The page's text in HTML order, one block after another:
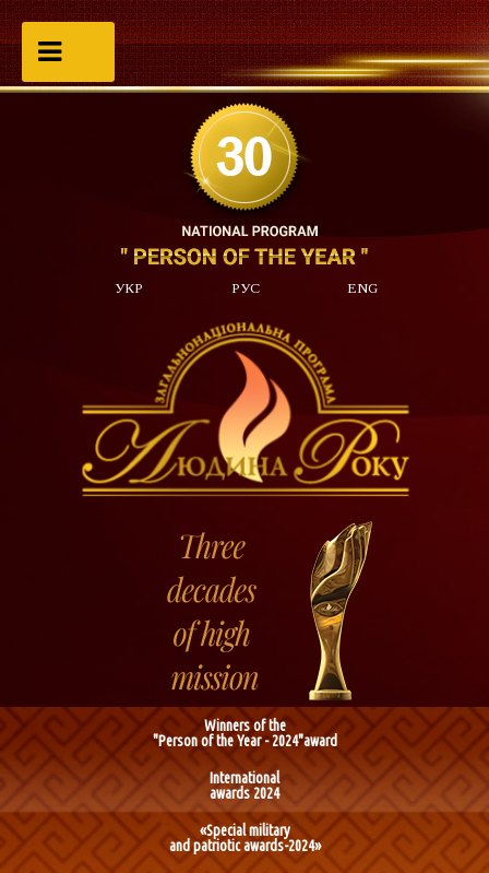
УКР РУС ENG
Winners of the
"Person of the Year - 2024"award
International
awards 2024
«Special military
and patriotic awards-2024»